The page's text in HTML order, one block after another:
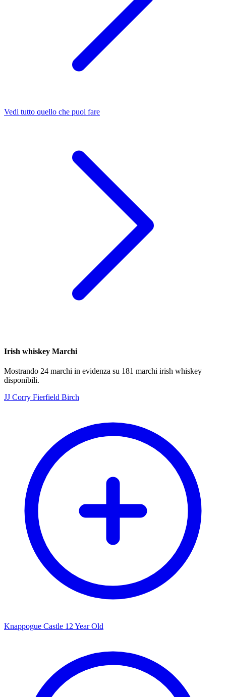
Vedi tutto quello che puoi fare
Irish whiskey Marchi
Mostrando 24 marchi in evidenza su 181 marchi irish whiskey
disponibili.
JJ Corry Fierfield Birch
Knappogue Castle 12 Year Old